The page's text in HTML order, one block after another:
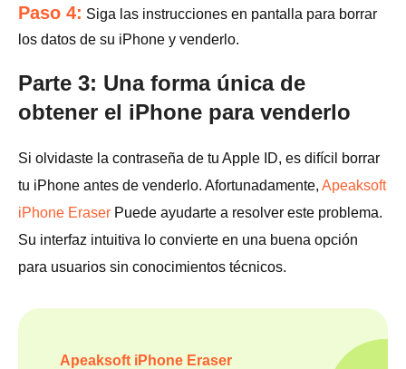
Paso 4: Siga las instrucciones en pantalla para borrar
los datos de su iPhone y venderlo.
Parte 3: Una forma única de
obtener el iPhone para venderlo
Si olvidaste la contraseña de tu Apple ID, es difícil borrar
tu iPhone antes de venderlo. Afortunadamente, Apeaksoft
iPhone Eraser Puede ayudarte a resolver este problema.
Su interfaz intuitiva lo convierte en una buena opción
para usuarios sin conocimientos técnicos.
Apeaksoft iPhone Eraser